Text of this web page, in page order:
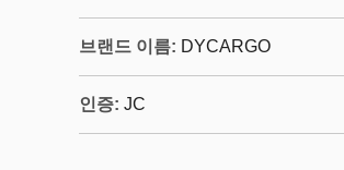
브랜드 이름: DYCARGO
인증: JC